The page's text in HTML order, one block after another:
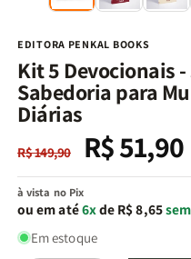
EDITORA PENKAL BOOKS
Kit 5 Devocionais
Sabedoria para
Diárias
Preço
normal
R$ 149,90
Preço
promocional
R$ 51,90
à vista no Pix
ou em até6xde R$ 8,65
Em estoque